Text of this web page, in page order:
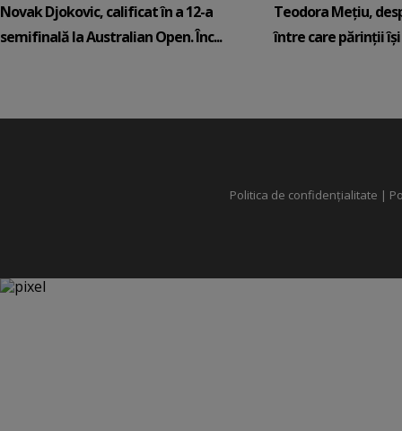
Novak Djokovic, calificat în a 12-a
semifinală la Australian Open. Înc...
Teodora Mețiu,
între care părinții își
Politica de confidențialitate |